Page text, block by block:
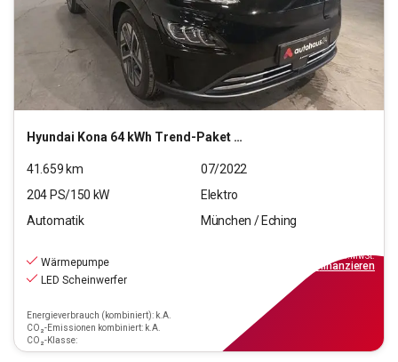
Hyundai Kona 64 kWh Trend-Paket Elektro 2WD
41.659 km
07/2022
204 PS/150 kW
Elektro
Automatik
München / Eching
Wärmepumpe
LED Scheinwerfer
Energieverbrauch (kombiniert): k.A.
CO₂-Emissionen kombiniert: k.A.
CO₂-Klasse:
inkl.MwSt.
finanzieren